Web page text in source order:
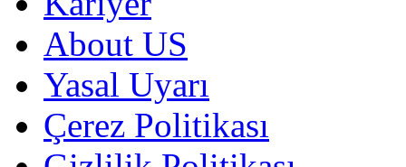
About US
Yasal Uyarı
Çerez Politikası